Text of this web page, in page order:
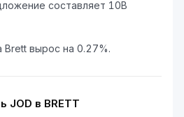
составляет 10B
Brett вырос на 0.27%.
JOD в BRETT